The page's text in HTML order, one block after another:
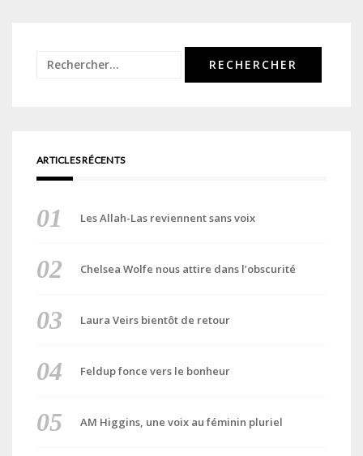
Rechercher :
ARTICLES RÉCENTS
Les Allah-Las reviennent sans voix
Chelsea Wolfe nous attire dans l’obscurité
Laura Veirs bientôt de retour
Feldup fonce vers le bonheur
AM Higgins, une voix au féminin pluriel